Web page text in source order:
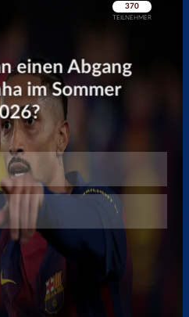
Überspringen
Überspringen